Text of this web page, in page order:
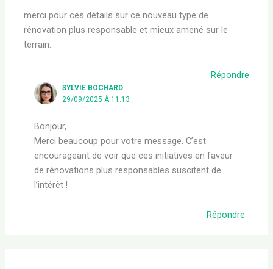
merci pour ces détails sur ce nouveau type de
rénovation plus responsable et mieux amené sur le
terrain.
Répondre
SYLVIE BOCHARD
29/09/2025 À 11:13
Bonjour,
Merci beaucoup pour votre message. C’est
encourageant de voir que ces initiatives en faveur
de rénovations plus responsables suscitent de
l’intérêt !
Répondre